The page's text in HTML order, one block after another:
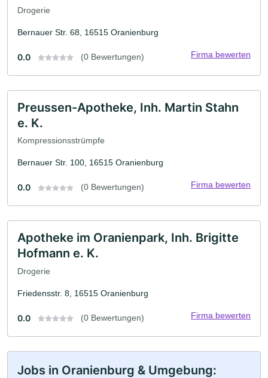
Drogerie
Bernauer Str. 68, 16515 Oranienburg
0.0 (0 Bewertungen) Firma bewerten
Preussen-Apotheke, Inh. Martin Stahn
e. K.
Kompressionsstrümpfe
Bernauer Str. 100, 16515 Oranienburg
0.0 (0 Bewertungen) Firma bewerten
Apotheke im Oranienpark, Inh. Brigitte
Hofmann e. K.
Drogerie
Friedensstr. 8, 16515 Oranienburg
0.0 (0 Bewertungen) Firma bewerten
Jobs in Oranienburg & Umgebung: